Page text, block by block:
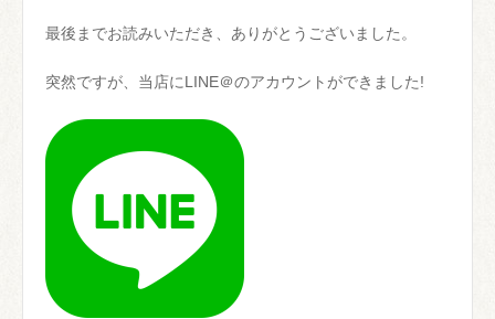
最後までお読みいただき、ありがとうございました。
突然ですが、当店にLINE＠のアカウントができました!